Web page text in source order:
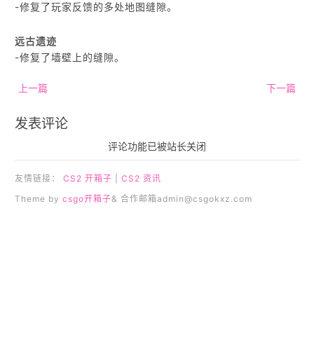
-修复了玩家反馈的多处地图缝隙。
远古遗迹
-修复了墙壁上的缝隙。
上一篇 下一篇
发表评论
评论功能已被站长关闭
友情链接：CS2 开箱子 |CS2 资讯
Theme bycsgo开箱子& 合作邮箱admin@csgokxz.com